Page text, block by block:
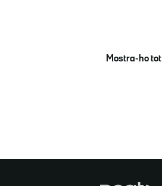
Mostra-ho tot